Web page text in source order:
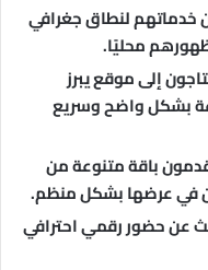
خدماتهم لنطاق جغرافي
محليًا.
إلى موقع يبرز
بشكل واضح وسريع
باقة متنوعة من
في عرضها بشكل منظم.
عن حضور رقمي احترافي